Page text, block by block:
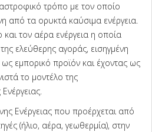
τρόπο με τον οποίο
από τα ορυκτά καύσιμα ενέργεια.
τον αέρα ενέργεια η οποία
ελεύθερης αγοράς, εισηγμένη
εμπορικό προϊόν και έχοντας ως
το μοντέλο της
Ενέργειας που προέρχεται από
(ήλιο, αέρα, γεωθερμία), στην